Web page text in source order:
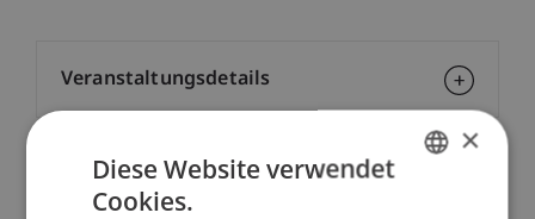
Veranstaltungsdetails
Kontakt
×
Diese Website verwendet
Cookies.